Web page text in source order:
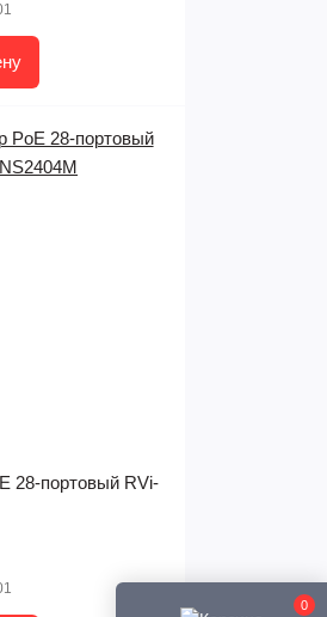
0
28-портовый RVi-